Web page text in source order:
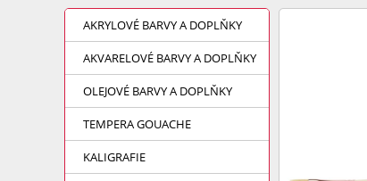
AKRYLOVÉ BARVY A DOPLŇKY
AKVARELOVÉ BARVY A DOPLŇKY
OLEJOVÉ BARVY A DOPLŇKY
TEMPERA GOUACHE
KALIGRAFIE